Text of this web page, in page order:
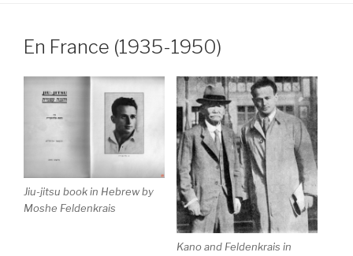
En France (1935-1950)
Jiu-jitsu book in Hebrew by
Moshe Feldenkrais
Kano and Feldenkrais in